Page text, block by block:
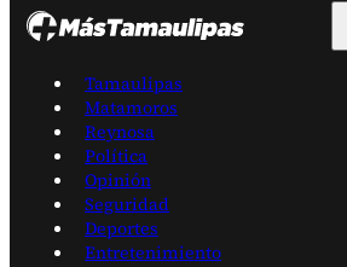
Tamaulipas
Matamoros
Reynosa
Política
Opinión
Seguridad
Deportes
Entretenimiento